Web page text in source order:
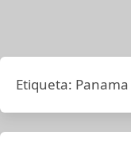
Etiqueta: Panama